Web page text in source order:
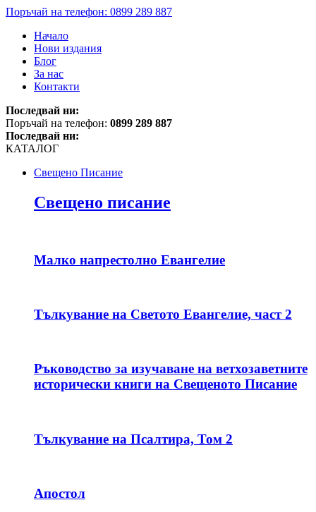
Поръчай на телефон: 0899 289 887
Начало
Нови издания
Блог
За нас
Контакти
Последвай ни:
Поръчай на телефон: 0899 289 887
Последвай ни:
КАТАЛОГ
Свещено Писание
Свещено писание
Малко напрестолно Евангелие
Тълкувание на Светото Евангелие, част 2
Ръководство за изучаване на ветхозаветните
исторически книги на Свещеното Писание
Тълкувание на Псалтира, Том 2
Апостол